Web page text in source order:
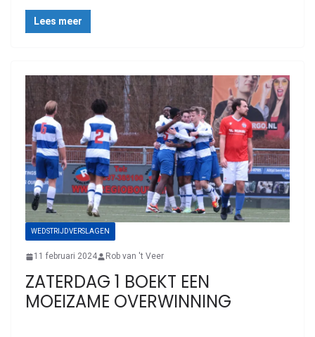
Lees meer
WEDSTRIJDVERSLAGEN
11 februari 2024 Rob van 't Veer
ZATERDAG 1 BOEKT EEN
MOEIZAME OVERWINNING